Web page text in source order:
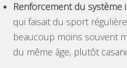
Renforcement du système
qui faisait du sport
beaucoup moins souvent
du même âge, plutôt